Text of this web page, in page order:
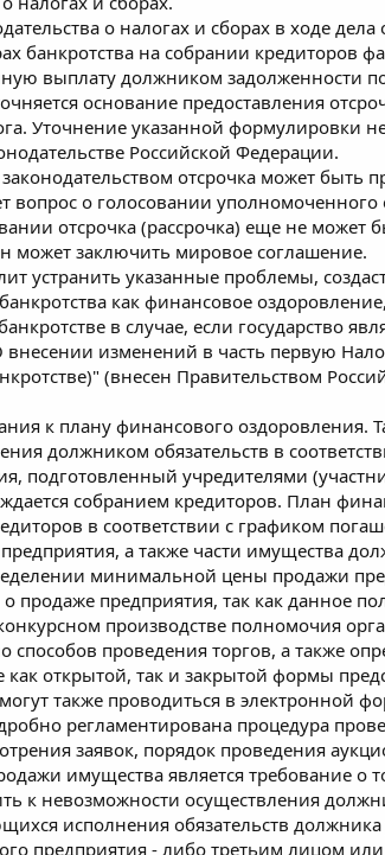
о налогах и сборах в ходе
банкротства на собрании кредиторов
выплату должником задолженности
основание предоставления
Уточнение указанной формулировки
Российской Федерации.
отсрочка может
вопрос о голосовании
отсрочка (рассрочка) еще не может
может заключить мировое соглашение.
устранить указанные проблемы,
как финансовое
в случае, если государство
внесении изменений в часть первую
(внесен Правительством
к плану финансового оздоровления.
должником обязательств в
подготовленный учредителями
собранием кредиторов. План
в соответствии с графиком
а также части имущества
минимальной цены продажи
продаже предприятия, так как данное
производстве полномочия
способов проведения торгов, а также
как открытой, так и закрытой формы
также проводиться в электронной
регламентирована процедура
заявок, порядок проведения
имущества является требование о
к невозможности осуществления
исполнения обязательств
предприятия - либо третьим лицом